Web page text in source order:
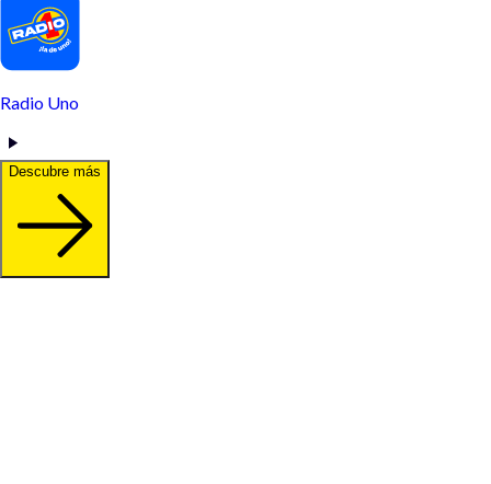
Radio Uno
Descubre más